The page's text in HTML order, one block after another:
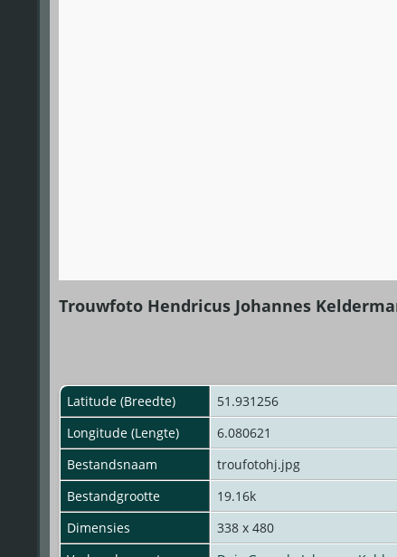
Trouwfoto Hendricus Johannes
Latitude (Breedte)
51.931256
Longitude (Lengte)
6.080621
Bestandsnaam
troufotohj.jpg
Bestandgrootte
19.16k
Dimensies
338 x 480